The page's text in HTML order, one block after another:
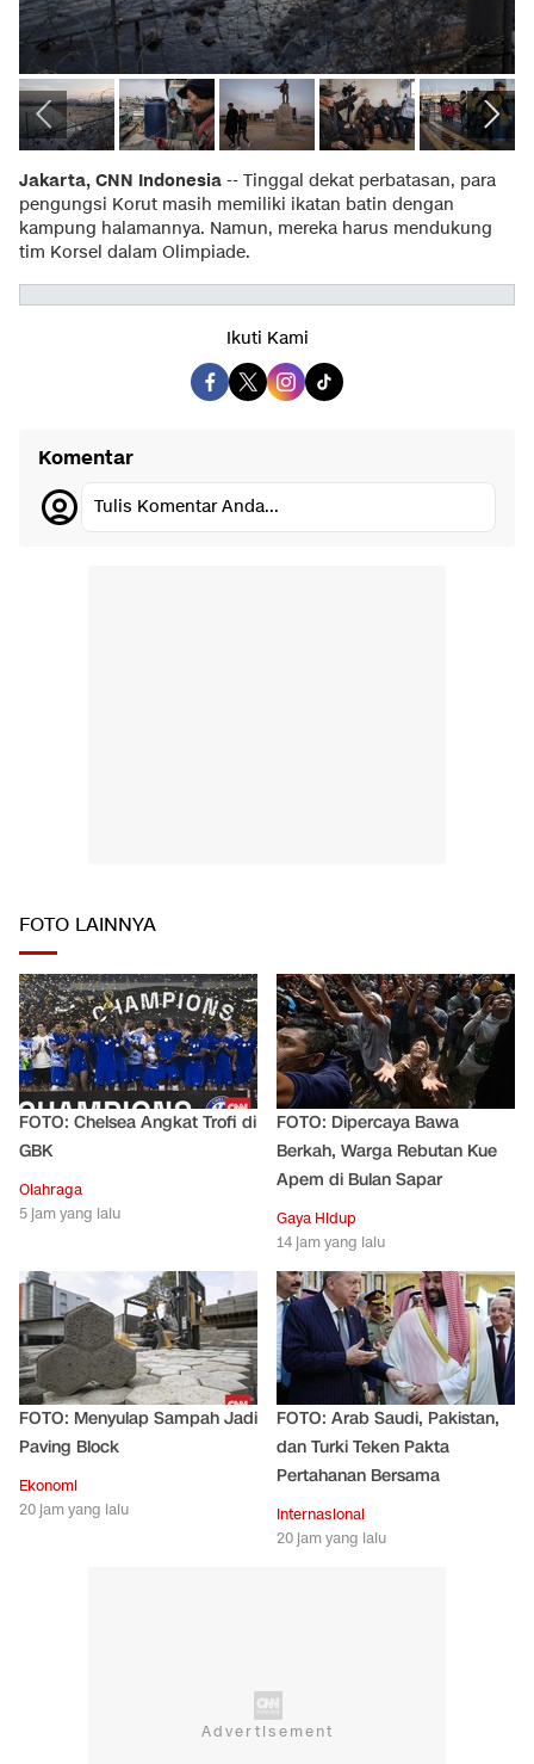
Jakarta, CNN Indonesia -- Tinggal dekat perbatasan, para
pengungsi Korut masih memiliki ikatan batin dengan
kampung halamannya. Namun, mereka harus mendukung
tim Korsel dalam Olimpiade.
Ikuti Kami
Komentar
Tulis Komentar Anda...
FOTO LAINNYA
FOTO: Chelsea Angkat Trofi di
GBK
Olahraga
5 jam yang lalu
FOTO: Dipercaya Bawa
Berkah, Warga Rebutan Kue
Apem di Bulan Sapar
Gaya Hidup
14 jam yang lalu
FOTO: Menyulap Sampah Jadi
Paving Block
Ekonomi
20 jam yang lalu
FOTO: Arab Saudi, Pakistan,
dan Turki Teken Pakta
Pertahanan Bersama
Internasional
20 jam yang lalu